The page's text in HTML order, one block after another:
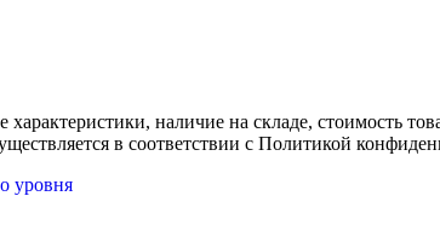
наличие на складе, стоимость
в соответствии с Политикой
уровня